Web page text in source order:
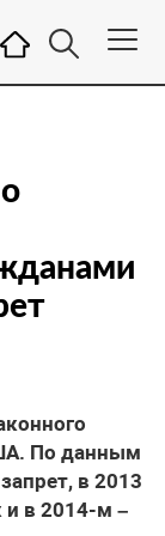
По данным
в 2013
и в 2014-м –